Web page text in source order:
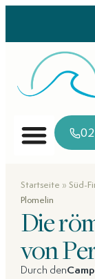
Startseite » Süd-
Plomelin
Die
von
Durch den